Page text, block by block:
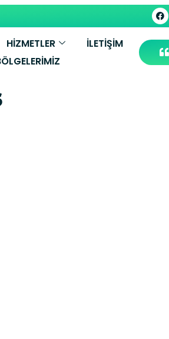
HİZMETLER
İLETIŞIM